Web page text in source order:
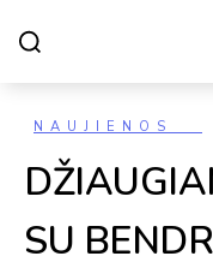
Kategorijos
NAUJIENOS
SU